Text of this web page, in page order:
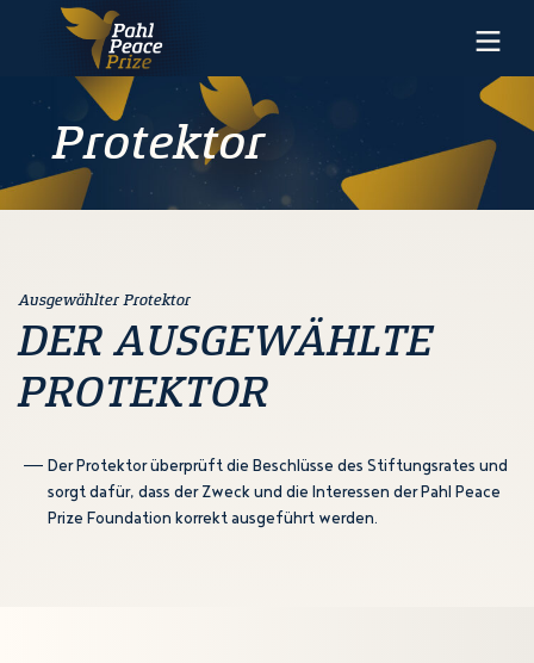
Protektor
Ausgewählter Protektor
DER AUSGEWÄHLTE
PROTEKTOR
Der Protektor überprüft die Beschlüsse des Stiftungsrates und
sorgt dafür, dass der Zweck und die Interessen der Pahl Peace
Prize Foundation korrekt ausgeführt werden.